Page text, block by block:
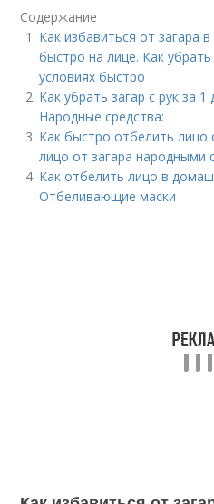
Содержание
Как избавиться от загара
быстро на лице. Как
условиях быстро
Как убрать загар с рук за 1
Народные средства:
Как быстро отбелить лицо
лицо от загара народными
Как отбелить лицо в
Отбеливающие маски